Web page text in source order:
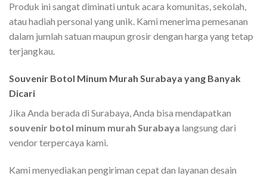
Produk ini sangat diminati untuk acara komunitas, sekolah,
atau hadiah personal yang unik. Kami menerima pemesanan
dalam jumlah satuan maupun grosir dengan harga yang tetap
terjangkau.
Souvenir Botol Minum Murah Surabaya yang Banyak
Dicari
Jika Anda berada di Surabaya, Anda bisa mendapatkan
souvenir botol minum murah Surabaya langsung dari
vendor terpercaya kami.
Kami menyediakan pengiriman cepat dan layanan desain